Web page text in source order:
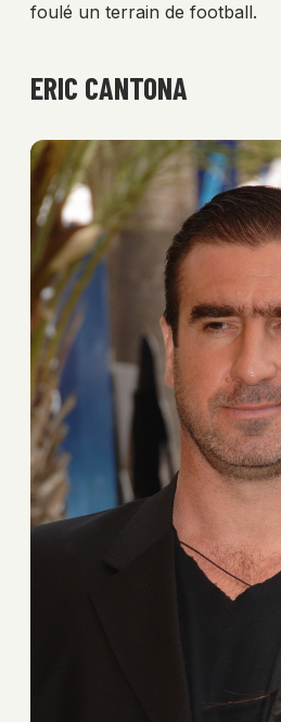
foulé un terrain de football.
ERIC CANTONA